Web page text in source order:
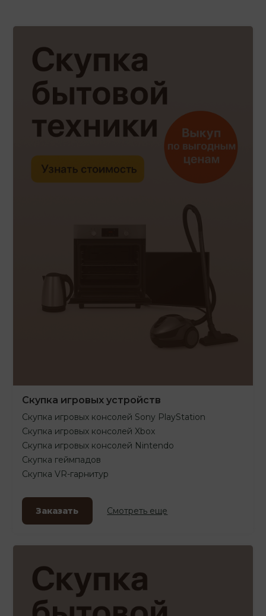
Скупка игровых устройств
Скупка игровых консолей Sony PlayStation
Скупка игровых консолей Xbox
Скупка игровых консолей Nintendo
Скупка геймпадов
Скупка VR-гарнитур
Заказать Смотреть еще